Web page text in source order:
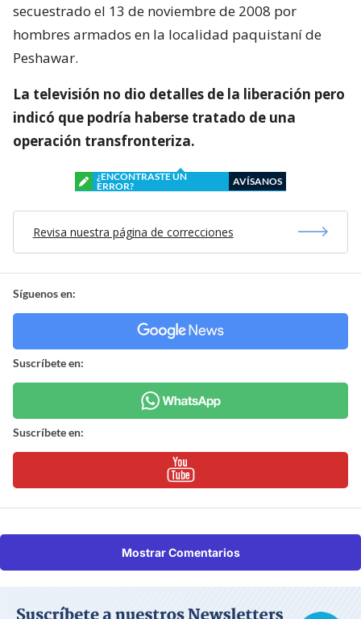
secuestrado el 13 de noviembre de 2008 por
hombres armados en la localidad paquistaní de
Peshawar.
La televisión no dio detalles de la liberación pero
indicó que podría haberse tratado de una
operación transfronteriza.
¿ENCONTRASTE UN
ERROR?
AVÍSANOS
Revisa nuestra página de correcciones
Síguenos en:
Suscríbete en:
Suscríbete en:
Mostrar Comentarios